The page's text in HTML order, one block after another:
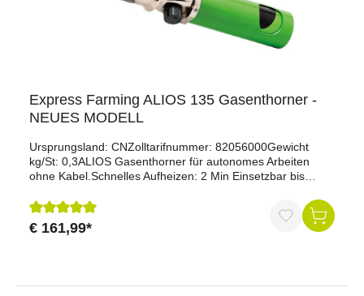
Express Farming ALIOS 135 Gasenthorner -
NEUES MODELL
Ursprungsland: CNZolltarifnummer: 82056000Gewicht
kg/St: 0,3ALIOS Gasenthorner für autonomes Arbeiten
ohne Kabel.Schnelles Aufheizen: 2 Min Einsetzbar bis
Instandhaltung Kauterisation des Horns in 3 Sekunden
Geliefert mit umdrehbarem Aufsatz 17/19 mm Andere
verfügbare Brennspitzen : 15 mm (für Ziegen) und 25 mm
Durchschnittliche Bewertung von 5 von 5 Sternen
€ 161,99*